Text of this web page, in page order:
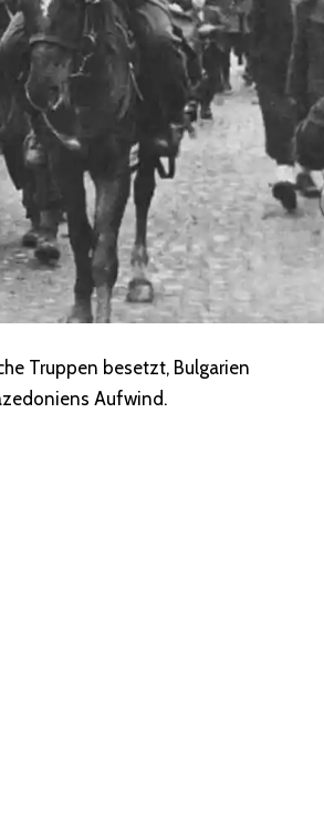
Truppen besetzt, Bulgarien
Aufwind.